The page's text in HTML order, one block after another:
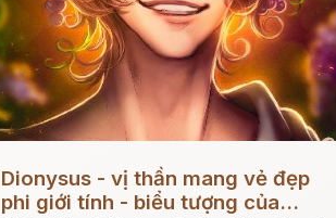
Dionysus - vị thần mang vẻ đẹp
phi giới tính - biểu tượng của...